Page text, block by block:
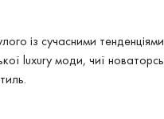
із сучасними
luxury моди, чиї